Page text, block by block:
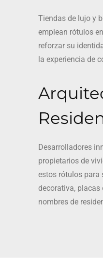
Tiendas de lujo y
emplean rótulos
reforzar su
la experiencia de
Desarrolladores
propietarios de
estos rótulos para
decorativa, placas
nombres de